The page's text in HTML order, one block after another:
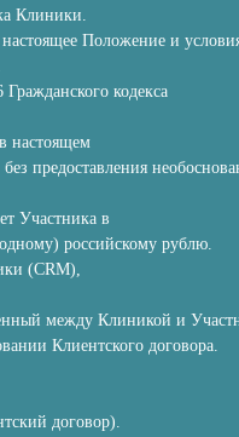
Клиники.
Положение и
кодекса
настоящем
предоставления
Участника в
российскому рублю.
(CRM),
между Клиникой и
Клиентского договора.
договор).